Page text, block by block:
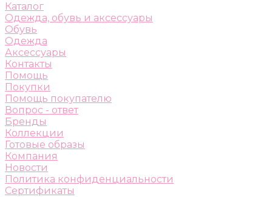
Каталог
Одежда, обувь и аксессуары
Обувь
Одежда
Аксессуары
Контакты
Помощь
Покупки
Помощь покупателю
Вопрос - ответ
Бренды
Коллекции
Готовые образы
Компания
Новости
Политика конфиденциальности
Сертификаты